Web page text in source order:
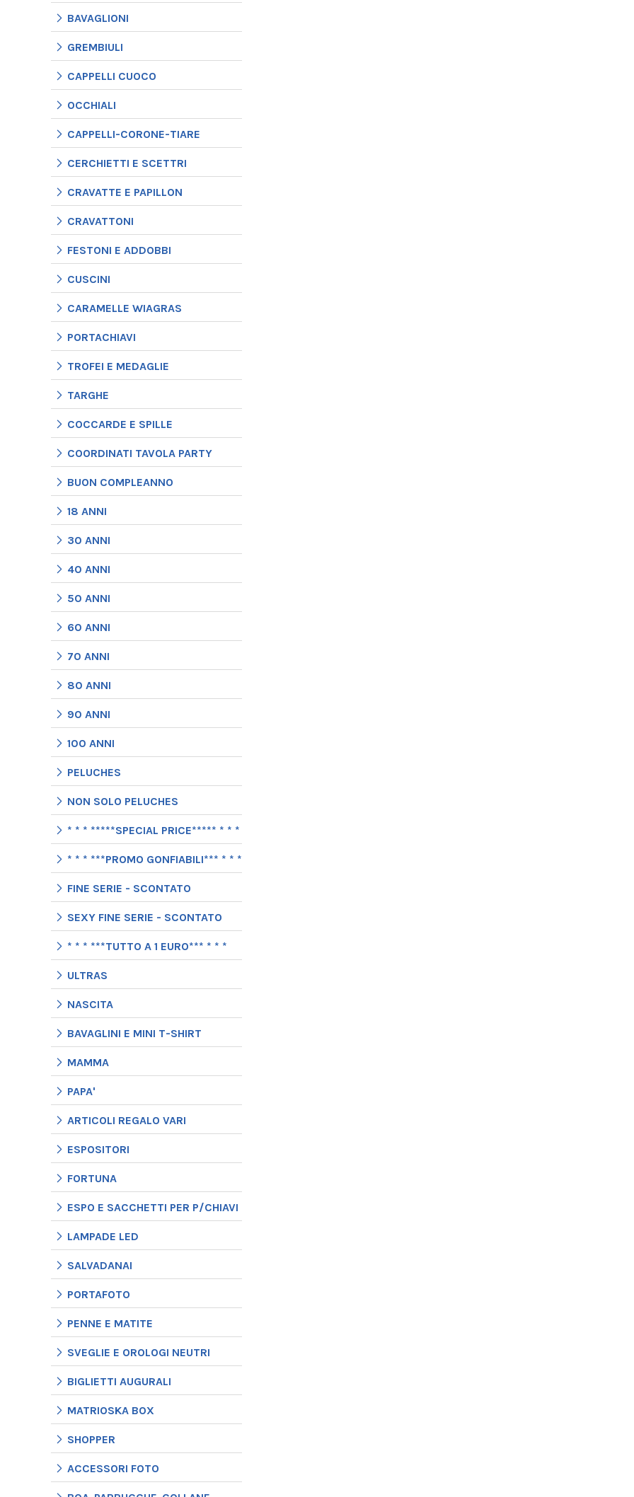
BAVAGLIONI
GREMBIULI
CAPPELLI CUOCO
OCCHIALI
CAPPELLI-CORONE-TIARE
CERCHIETTI E SCETTRI
CRAVATTE E PAPILLON
CRAVATTONI
FESTONI E ADDOBBI
CUSCINI
CARAMELLE WIAGRAS
PORTACHIAVI
TROFEI E MEDAGLIE
TARGHE
COCCARDE E SPILLE
COORDINATI TAVOLA PARTY
BUON COMPLEANNO
18 ANNI
30 ANNI
40 ANNI
50 ANNI
60 ANNI
70 ANNI
80 ANNI
90 ANNI
100 ANNI
PELUCHES
NON SOLO PELUCHES
* * * *****SPECIAL PRICE***** * * *
* * * ***PROMO GONFIABILI*** * * *
FINE SERIE - SCONTATO
SEXY FINE SERIE - SCONTATO
* * * ***TUTTO A 1 EURO*** * * *
ULTRAS
NASCITA
BAVAGLINI E MINI T-SHIRT
MAMMA
PAPA'
ARTICOLI REGALO VARI
ESPOSITORI
FORTUNA
ESPO E SACCHETTI PER P/CHIAVI
LAMPADE LED
SALVADANAI
PORTAFOTO
PENNE E MATITE
SVEGLIE E OROLOGI NEUTRI
BIGLIETTI AUGURALI
MATRIOSKA BOX
SHOPPER
ACCESSORI FOTO